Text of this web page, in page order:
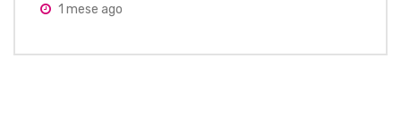
1 mese ago